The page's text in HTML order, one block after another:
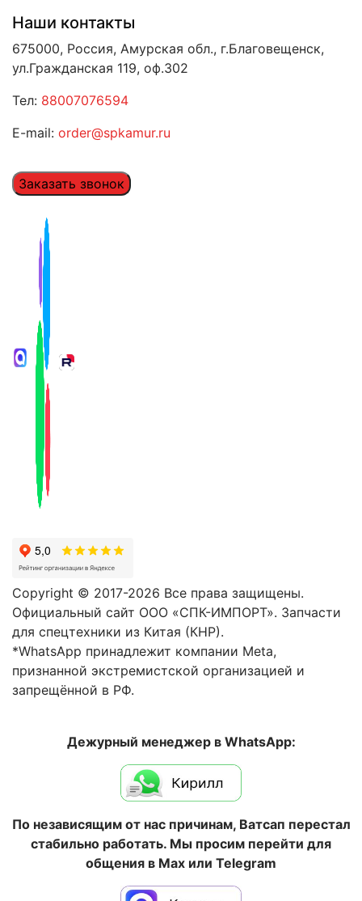
Наши контакты
675000, Россия, Амурская обл., г.Благовещенск,
ул.Гражданская 119, оф.302
Тел: 88007076594
E-mail: order@spkamur.ru
Заказать звонок
Copyright © 2017-2026 Все права защищены.
Официальный сайт ООО «СПК-ИМПОРТ». Запчасти
для спецтехники из Китая (КНР).
*WhatsApp принадлежит компании Meta,
признанной экстремистской организацией и
запрещённой в РФ.
Дежурный менеджер в WhatsApp:
По независящим от нас причинам, Ватсап перестал
стабильно работать. Мы просим перейти для
общения в Max или Telegram